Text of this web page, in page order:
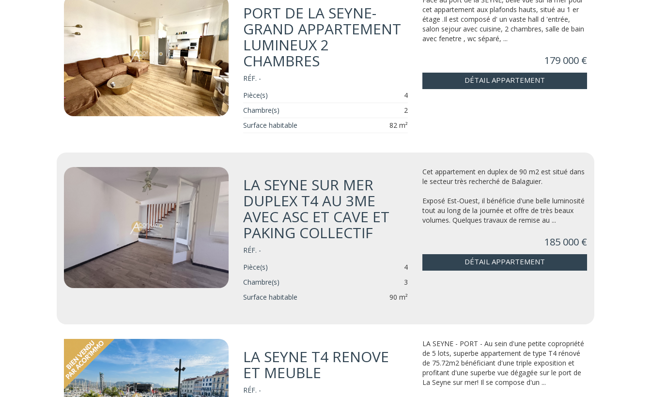
PORT DE LA SEYNE-
GRAND APPARTEMENT
LUMINEUX 2
CHAMBRES
RÉF. -
Pièce(s)
4
Chambre(s)
2
Surface habitable
82 m²
cet appartement aux plafonds hauts, situé au 1 er
étage .Il est composé d' un vaste hall d 'entrée,
salon sejour avec cuisine, 2 chambres, salle de bain
avec fenetre , wc séparé, ...
179 000 €
DÉTAIL APPARTEMENT
LA SEYNE SUR MER
DUPLEX T4 AU 3ME
AVEC ASC ET CAVE ET
PAKING COLLECTIF
RÉF. -
Pièce(s)
4
Chambre(s)
3
Surface habitable
90 m²
Cet appartement en duplex de 90 m2 est situé dans
le secteur très recherché de Balaguier.
Exposé Est-Ouest, il bénéficie d'une belle luminosité
tout au long de la journée et offre de très beaux
volumes. Quelques travaux de remise au ...
185 000 €
DÉTAIL APPARTEMENT
LA SEYNE T4 RENOVE
ET MEUBLE
RÉF. -
LA SEYNE - PORT - Au sein d'une petite copropriété
de 5 lots, superbe appartement de type T4 rénové
de 75.72m2 bénéficiant d'une triple exposition et
profitant d'une superbe vue dégagée sur le port de
La Seyne sur mer! Il se compose d'un ...